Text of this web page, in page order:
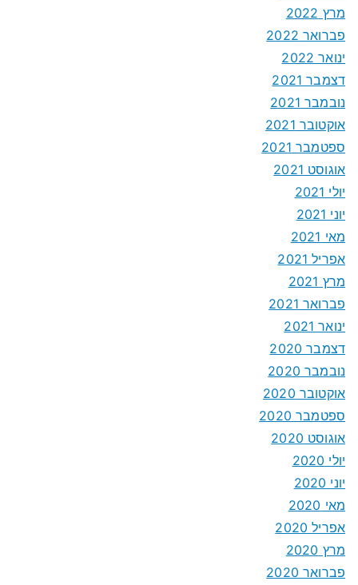
מרץ 2022
פברואר 2022
ינואר 2022
דצמבר 2021
נובמבר 2021
אוקטובר 2021
ספטמבר 2021
אוגוסט 2021
יולי 2021
יוני 2021
מאי 2021
אפריל 2021
מרץ 2021
פברואר 2021
ינואר 2021
דצמבר 2020
נובמבר 2020
אוקטובר 2020
ספטמבר 2020
אוגוסט 2020
יולי 2020
יוני 2020
מאי 2020
אפריל 2020
מרץ 2020
פברואר 2020